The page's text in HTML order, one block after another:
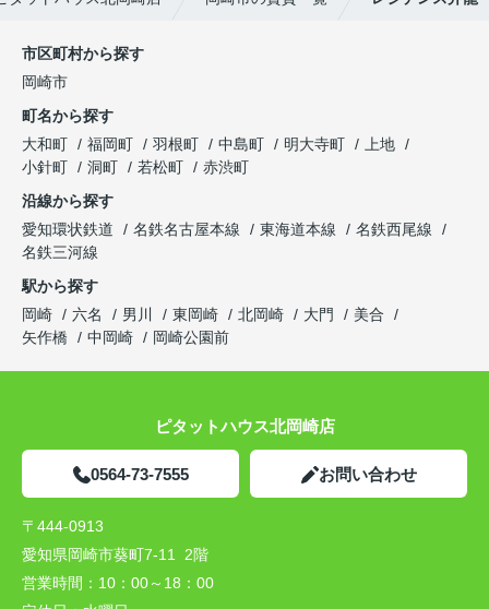
市区町村から探す
岡崎市
町名から探す
大和町
福岡町 羽根町 中島町 明大寺町
上地
小針町
洞町 若松町
赤渋町
沿線から探す
愛知環状鉄道
名鉄名古屋本線 東海道本線
名鉄西尾線
名鉄三河線
駅から探す
岡崎
六名 男川 東岡崎 北岡崎 大門
美合
矢作橋
中岡崎 岡崎公園前
ピタットハウス北岡崎店
0564-73-7555 お問い合わせ
〒444-0913
愛知県岡崎市葵町7-11 2階
営業時間： 10：00～18：00